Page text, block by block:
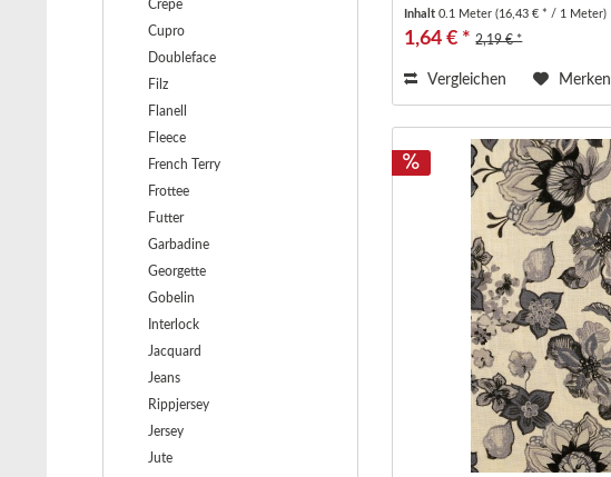
Crepe
Cupro
Doubleface
Filz
Flanell
Fleece
French Terry
Frottee
Futter
Garbadine
Georgette
Gobelin
Interlock
Jacquard
Jeans
Rippjersey
Jersey
Jute
Inhalt0.1 Meter(16,43 € * / 1 Meter)
1,64 € * 2,19 € *
Vergleichen Merken